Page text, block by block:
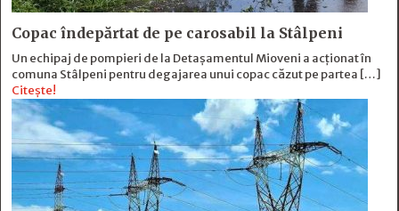
Copac îndepărtat de pe carosabil la Stâlpeni
Un echipaj de pompieri de la Detașamentul Mioveni a acționat în
comuna Stâlpeni pentru degajarea unui copac căzut pe partea […]
Citește!